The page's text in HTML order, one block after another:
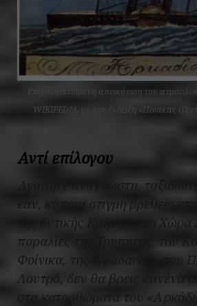
Επιχρωματισμένη απεικόνιση του
WIKIPEDIA, με την ένδειξη «Πίνακας
Αντί επίλογου
Αγαπητέ αναγνώστη, ταξιδιώτη
εάν, κάποια στιγμή βρεθείς
της δυτικής Κρήτης, στη Χώρα
παραλίες της Τρυπητής, του
Φοίνικα, της Αράδαινας, του
Λουτρό, δεν θα βρεις κανένα
στα κατορθώματα του